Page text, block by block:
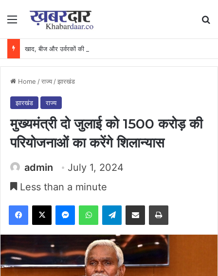
Menu
Home /राज्य /झारखंड
झारखंड राज्य
मुख्यमंत्री दो जुलाई को 1500 करोड़ की
परियोजनाओं का करेंगे शिलान्यास
admin
July 1, 2024
Less than a minute
Facebook
X MessengerWhatsAppTelegramShare via Email Print